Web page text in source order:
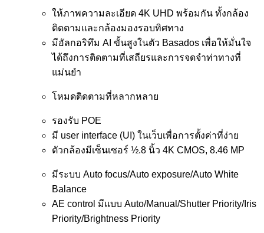
ให้ภาพความละเอียด 4K UHD พร้อมกัน ทั้งกล้อง
ติดตามและกล้องมองรอบทิศทาง
มีอัลกอริทึม AI ขั้นสูงในตัว Basados เพื่อให้มั่นใจ
ได้ถึงการติดตามที่เสถียรและการจดจำท่าทางที่
แม่นยำ
โหมดติดตามที่หลากหลาย
รองรับ POE
มี user interface (UI) ในเว็บเพื่อการตั้งค่าที่ง่าย
ตัวกล้องมีเซ็นเซอร์ ½.8 นิ้ว 4K CMOS, 8.46 MP
มีระบบ Auto focus/Auto exposure/Auto White
Balance
AE control มีแบบ Auto/Manual/Shutter Priority/Iris
Priority/Brightness Priority